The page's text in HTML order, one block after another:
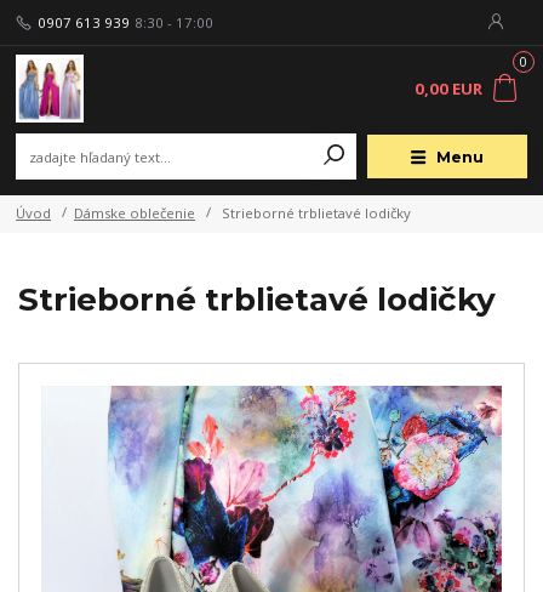
Menu
0907 613 939 8:30 - 17:00
0
0,00 EUR
Úvod Dámske oblečenie Strieborné trblietavé lodičky
Strieborné trblietavé lodičky